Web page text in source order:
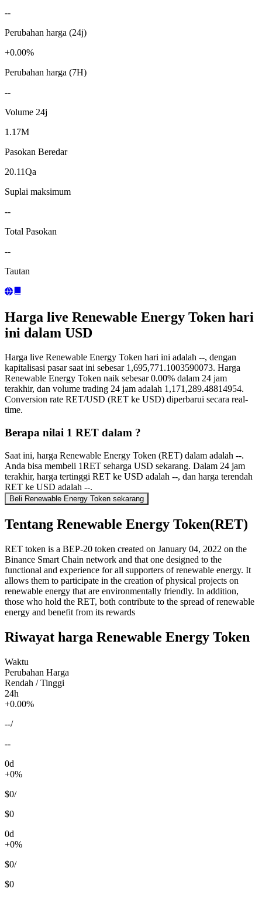
--
Perubahan harga (24j)
+0.00%
Perubahan harga (7H)
--
Volume 24j
1.17M
Pasokan Beredar
20.11Qa
Suplai maksimum
--
Total Pasokan
--
Tautan
Harga live Renewable Energy Token hari
ini dalam USD
Harga live Renewable Energy Token hari ini adalah --, dengan
kapitalisasi pasar saat ini sebesar 1,695,771.1003590073. Harga
Renewable Energy Token naik sebesar 0.00% dalam 24 jam
terakhir, dan volume trading 24 jam adalah 1,171,289.48814954.
Conversion rate RET/USD (RET ke USD) diperbarui secara real-
time.
Berapa nilai 1 RET dalam ?
Saat ini, harga Renewable Energy Token (RET) dalam adalah --.
Anda bisa membeli 1RET seharga USD sekarang. Dalam 24 jam
terakhir, harga tertinggi RET ke USD adalah --, dan harga terendah
RET ke USD adalah --.
Beli Renewable Energy Token sekarang
Tentang Renewable Energy Token(RET)
RET token is a BEP-20 token created on January 04, 2022 on the
Binance Smart Chain network and that one designed to the
functional and experience for all supporters of renewable energy. It
allows them to participate in the creation of physical projects on
renewable energy that are environmentally friendly. In addition,
those who hold the RET, both contribute to the spread of renewable
energy and benefit from its rewards
Riwayat harga Renewable Energy Token
Waktu
Perubahan Harga
Rendah / Tinggi
24h
+0.00%
--/
--
0d
+0%
$0/
$0
0d
+0%
$0/
$0